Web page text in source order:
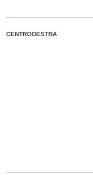
CENTRODESTRA